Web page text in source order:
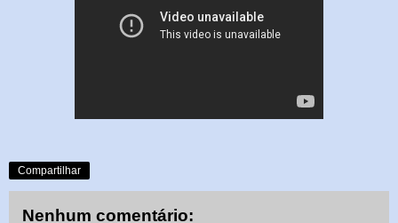
Compartilhar
Nenhum comentário: